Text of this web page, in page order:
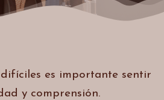
es importante sentir
y comprensión.